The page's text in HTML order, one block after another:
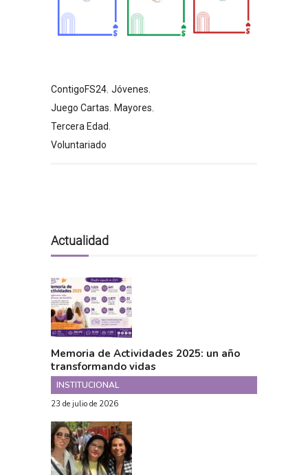
ContigoFS24, Jóvenes,
Juego Cartas, Mayores,
Tercera Edad,
Voluntariado
Actualidad
Memoria de Actividades 2025: un año
transformando vidas
INSTITUCIONAL
23 de julio de 2026